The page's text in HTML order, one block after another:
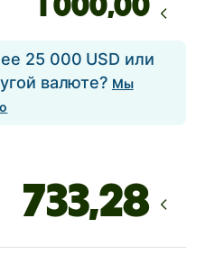
,00
25 000 USD или
валюте? Мы